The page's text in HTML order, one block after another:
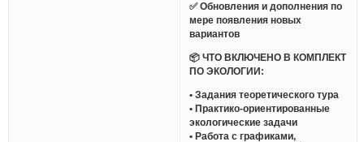
✅ Обновления и дополнения по
мере появления новых
вариантов
📦 ЧТО ВКЛЮЧЕНО В КОМПЛЕКТ
ПО ЭКОЛОГИИ:
• Задания теоретического тура
• Практико-ориентированные
экологические задачи
• Работа с графиками,